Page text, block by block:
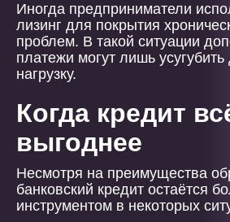
Иногда предприниматели
лизинг для покрытия
проблем. В такой ситуации
платежи могут лишь
нагрузку.
Когда кредит
выгоднее
Несмотря на преимущества
банковский кредит остаётся
инструментом в некоторых